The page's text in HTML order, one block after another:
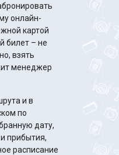
онлайн-
картой
взять
менеджер
и в
дату,
прибытия,
расписание